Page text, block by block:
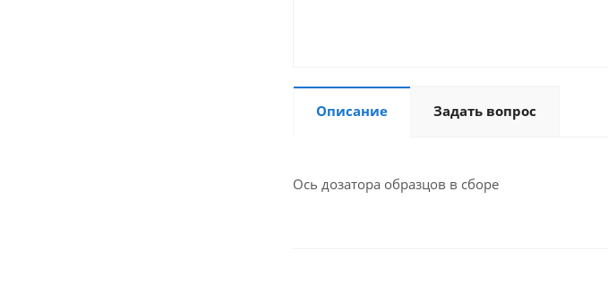
Описание Задать вопрос
Ось дозатора образцов в сборе